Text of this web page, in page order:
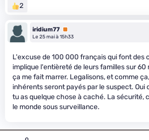
2
iridium77 Premium
Le 25 mai à 15h33
L'excuse de 100 000 français qui font des
implique l'entièreté de leurs familles sur 60
ça me fait marrer. Legalisons, et comme
inhérents seront payés par le suspect. Oui
tu as quelque chose à caché. La sécurité,
le monde sous surveillance.